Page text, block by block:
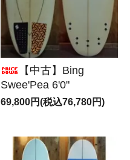
【中古】Bing
Swee'Pea 6'0"
69,800円(税込76,780円)